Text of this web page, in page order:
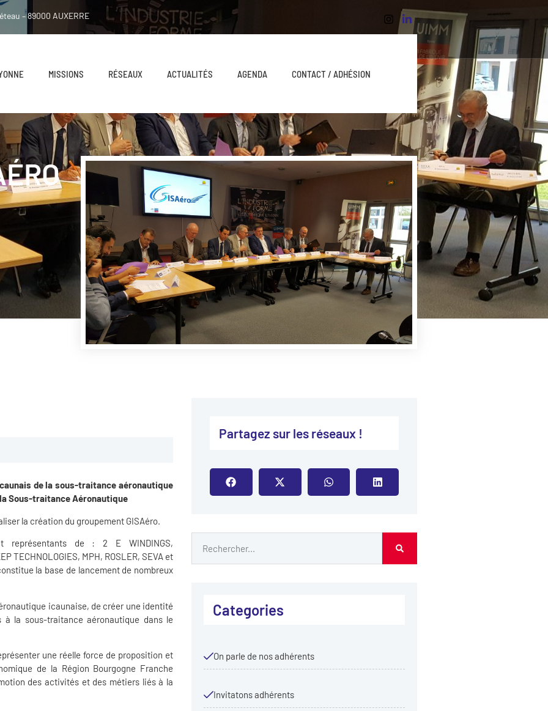
– 89000 AUXERRE
MISSIONS RÉSEAUX ACTUALITÉS AGENDA CONTACT / ADHÉSION
de la sous-traitance aéronautique
Sous-traitance Aéronautique
la création du groupement GISAéro.
représentants de : 2 E WINDINGS,
TECHNOLOGIES, MPH, ROSLER, SEVA et
la base de lancement de nombreux
icaunaise, de créer une identité
la sous-traitance aéronautique dans le
une réelle force de proposition et
de la Région Bourgogne Franche
des activités et des métiers liés à la
Partagez sur les réseaux !​
Categories
On parle de nos adhérents
Invitatons adhérents